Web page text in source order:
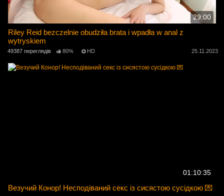
29:00
Riley Reid bezczelnie obudziła brata i wpadła w anal z
wytryskiem
49387 переглядів 80% HD 25.11.2023
01:10:35
Везучий Конор! Несподіваний секс із сисястою сусідкою 💌